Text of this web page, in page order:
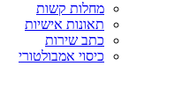
מחלות קשות
תאונות אישיות
כתב שירות
כיסוי אמבולטורי